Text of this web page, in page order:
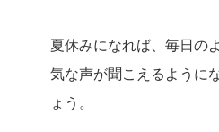
夏休みになれば、毎日の
気な声が聞こえるように
ょう。